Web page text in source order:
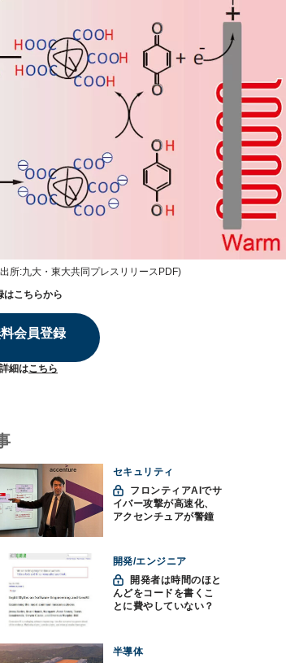
所:九大・東大共同プレスリリースPDF)
はこちらから
会員登録
細はこちら
セキュリティ
イバー攻撃が高速化、
アクセンチュアが警鐘
開発/エンジニア
んどをコードを書くこ
とに費やしていない？
つの神話への賛否
半導体